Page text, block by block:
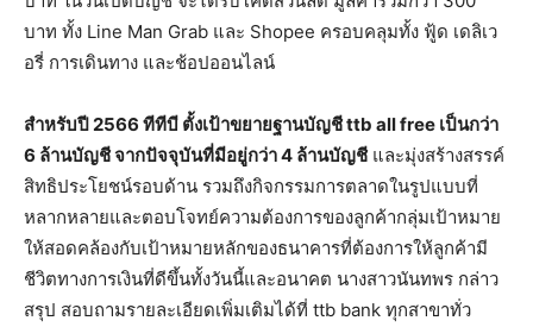
บาท ทั้ง Line Man Grab และ Shopee ครอบคลุมทั้ง ฟู้ด เดลิเว
อรี่ การเดินทาง และช้อปออนไลน์
สำหรับปี 2566 ทีทีบี ตั้งเป้าขยายฐานบัญชี ttb all free เป็นกว่า
6 ล้านบัญชี จากปัจจุบันที่มีอยู่กว่า 4 ล้านบัญชีและมุ่งสร้างสรรค์
สิทธิประโยชน์รอบด้าน รวมถึงกิจกรรมการตลาดในรูปแบบที่
หลากหลายและตอบโจทย์ความต้องการของลูกค้ากลุ่มเป้าหมาย
ให้สอดคล้องกับเป้าหมายหลักของธนาคารที่ต้องการให้ลูกค้ามี
ชีวิตทางการเงินที่ดีขึ้นทั้งวันนี้และอนาคต นางสาวนันทพร กล่าว
สรุป สอบถามรายละเอียดเพิ่มเติมได้ที่ ttb bank ทุกสาขาทั่ว